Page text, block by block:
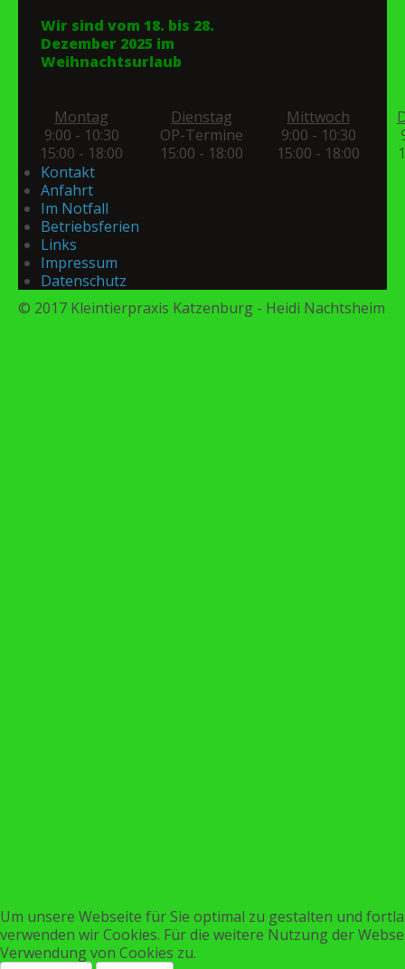
Wir sind vom 18. bis 28.
Dezember 2025 im
Weihnachtsurlaub
Montag
9:00 - 10:30
15:00 - 18:00
Dienstag
OP-Termine
15:00 - 18:00
Mittwoch
9:00 - 10:30
15:00 - 18:00
Kontakt
Anfahrt
Im Notfall
Betriebsferien
Links
Impressum
Datenschutz
© 2017 Kleintierpraxis Katzenburg - Heidi Nachtsheim
Um unsere Webseite für Sie optimal zu gestalten und
verwenden wir Cookies. Für die weitere Nutzung der
Verwendung von Cookies zu.